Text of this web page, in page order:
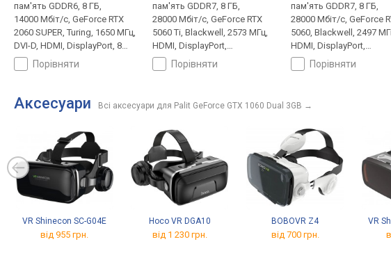
пам'ять GDDR6, 8 ГБ,
14000 Мбіт/с, GeForce RTX
2060 SUPER, Turing, 1650 МГц,
DVI-D, HDMI, DisplayPort, 8
pin, 175 Втпорівняти
пам'ять GDDR7, 8 ГБ,
28000 Мбіт/с, GeForce RTX
5060 Ti, Blackwell, 2573 МГц,
HDMI, DisplayPort,
підсвічування, 8 pin, 180 Вт
порівняти
пам'ять GDDR7, 8 ГБ,
28000 Мбіт/с, GeForce
5060, Blackwell, 2497
HDMI, DisplayPort,
підсвічування, 8 pin, 145
порівняти
Аксесуари Всі аксесуари для Palit GeForce GTX 1060 Dual 3GB →
VR Shinecon SC-G04E
від 955 грн.
Hoco VR DGA10
від 1 230 грн.
BOBOVR Z4
від 700 грн.
VR